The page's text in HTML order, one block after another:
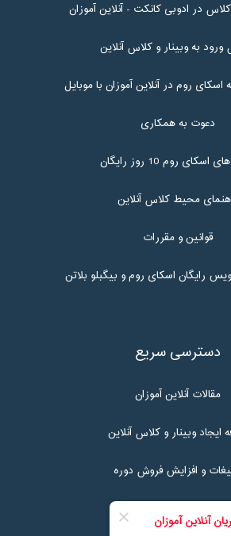
در ادوبی کانکت - آنلاین آموزان
به وبینار و کلاس آنلاین
روم در آنلاین آموزان با موبایل
دعوت به همکاری
روم 10 روز رایگان
محیط کلاس آنلاین
قوانین و مقررات
رایگان اسکای روم و بیگبلو بلاتن
دسترسی سریع
مقالات آنلاین آموزان
ایجاد وبینار و کلاس آنلاین
و افزایش فروش دوره